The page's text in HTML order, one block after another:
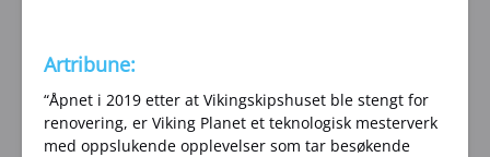
Artribune:
“Åpnet i 2019 etter at Vikingskipshuset ble stengt for
renovering, er Viking Planet et teknologisk mesterverk
med oppslukende opplevelser som tar besøkende